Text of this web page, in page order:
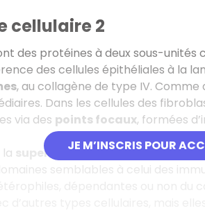
JE M’INSCRIS POUR
cellulaire 2
des protéines à deux sous-unités
des cellules épithéliales à la
, au collagène de type IV. Comme
Dans les cellules des
via des points focaux, formées
superfamille des
semblables à celui des